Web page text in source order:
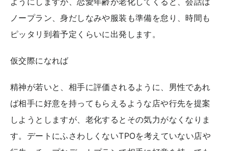
ノープラン、身だしなみや服装も準備を怠り、時間も
ピッタリ到着予定くらいに出発します。
仮交際になれば
精神が若いと、相手に評価されるように、男性であれ
ば相手に好意を持ってもらえるような店や行先を提案
しようとしますが、老化するとその気力がなくなりま
す。デートにふさわしくないTPOを考えていない店や